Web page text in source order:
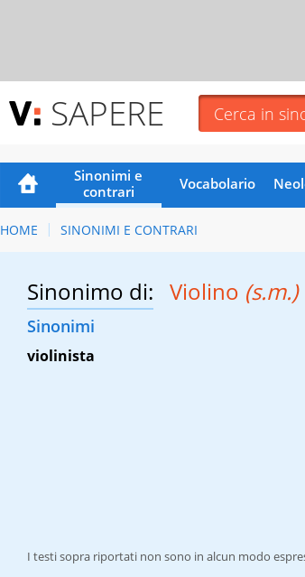
SAPERE
Sinonimi e
contrari
Vocabolario
HOME SINONIMI E CONTRARI
Sinonimo di: Violino (s.m.)
Sinonimi
violinista
I testi sopra riportati non sono in alcun modo